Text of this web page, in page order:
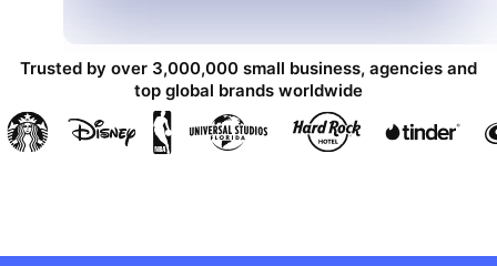
Trusted by over 3,000,000 small business, agencies and
top global brands worldwide